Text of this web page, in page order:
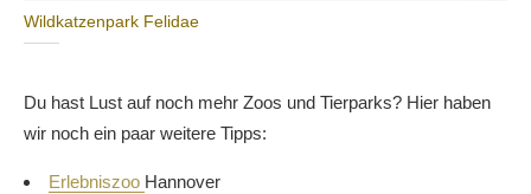
Wildkatzenpark Felidae
Du hast Lust auf noch mehr Zoos und Tierparks? Hier haben
wir noch ein paar weitere Tipps:
Erlebniszoo Hannover